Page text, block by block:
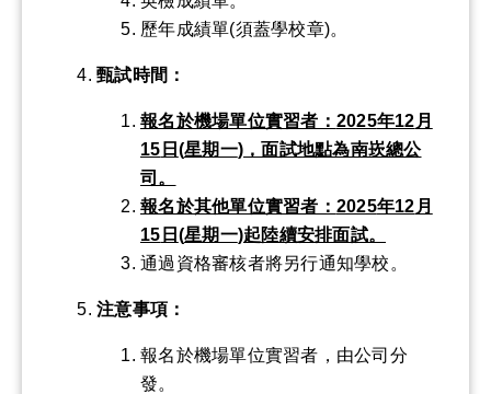
歷年成績單(須蓋學校章)。
甄試時間：
報名於機場單位實習者： 2025年12 月
15 日 (星期一) ，面試地點為南崁總公
司。
報名於其他單位實習者： 2025年12 月
15 日 (星期一)起陸續安排面試。
通過資格審核者將另行通知學校。
注意事項：
報名於機場單位實習者，由公司分
發。